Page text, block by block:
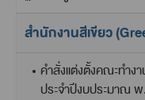
สำนักงานสีเขียว
คำสั่งแต่งตั้งคณะทำง
ประจำปีงบประมาณ